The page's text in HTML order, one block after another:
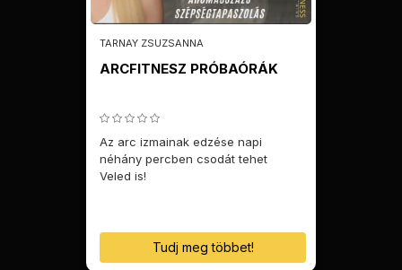
TARNAY ZSUZSANNA
ARCFITNESZ PRÓBAÓRÁK
Az arc izmainak edzése napi
néhány percben csodát tehet
Veled is!
Tudj meg többet!